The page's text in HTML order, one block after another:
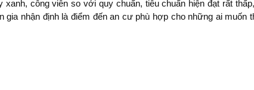
xanh, công viên so với quy chuẩn, tiêu chuẩn hiện đạt rất
gia nhận định là điểm đến an cư phù hợp cho những ai muốn